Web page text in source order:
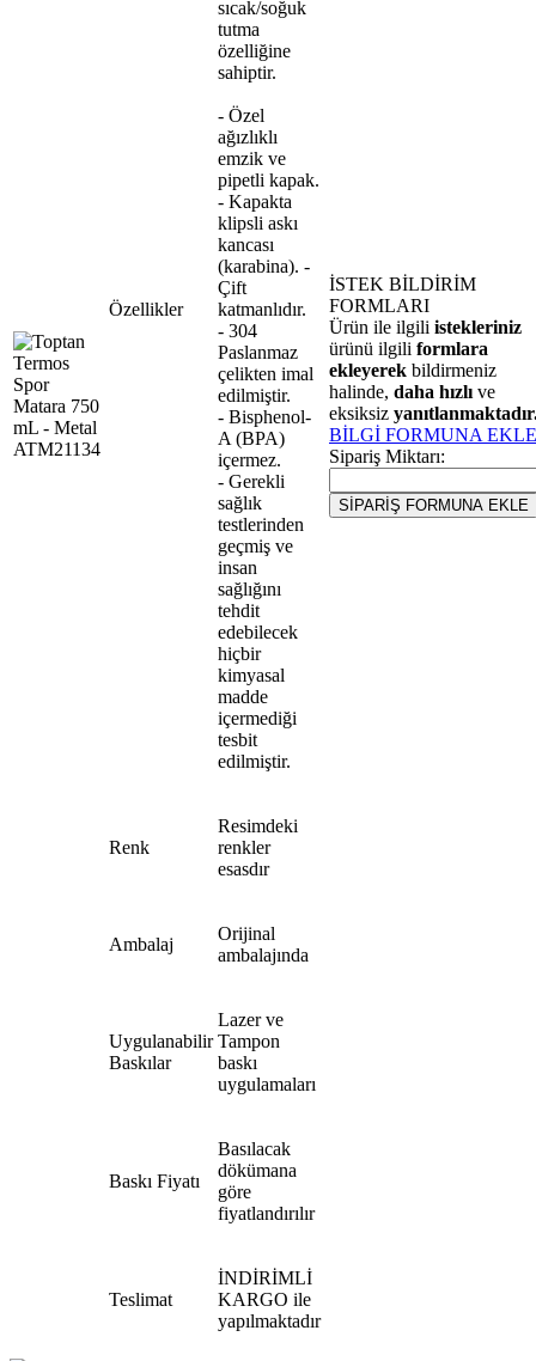
Özellikler
sıcak/soğuk
tutma
özelliğine
sahiptir.
- Özel
ağızlıklı
emzik ve
pipetli kapak.
- Kapakta
klipsli askı
kancası
(karabina). -
Çift
katmanlıdır.
- 304
Paslanmaz
çelikten imal
edilmiştir.
- Bisphenol-
A (BPA)
içermez.
- Gerekli
sağlık
testlerinden
geçmiş ve
insan
sağlığını
tehdit
edebilecek
hiçbir
kimyasal
madde
içermediği
tesbit
edilmiştir.
Renk
Resimdeki
renkler
esasdır
Ambalaj
Orijinal
ambalajında
Uygulanabilir
Baskılar
Lazer ve
Tampon
baskı
uygulamaları
Baskı Fiyatı
Basılacak
dökümana
göre
fiyatlandırılır
Teslimat
İNDİRİMLİ
KARGO ile
yapılmaktadır
İSTEK BİLDİRİM
FORMLARI
Ürün ile ilgili istekleriniz
ürünü ilgili formlara
ekleyerek bildirmeniz
halinde, daha hızlı ve
eksiksiz
BİLGİ FORMUNA EKLE
Sipariş Miktarı: